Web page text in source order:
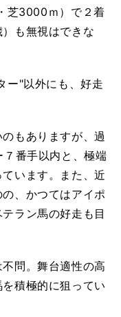
芝3000ｍ）で２着
も無視はできな
ー"以外にも、好走
もありますが、過
番手以内と、極端
います。また、近
、かつてはアイポ
ラン馬の好走も目
問。舞台適性の高
積極的に狙ってい